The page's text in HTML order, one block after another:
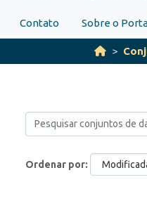
Contato Sobre o
Ordenar por